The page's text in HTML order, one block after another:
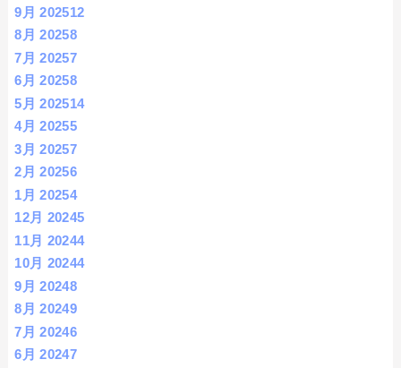
9月 202512
8月 20258
7月 20257
6月 20258
5月 202514
4月 20255
3月 20257
2月 20256
1月 20254
12月 20245
11月 20244
10月 20244
9月 20248
8月 20249
7月 20246
6月 20247